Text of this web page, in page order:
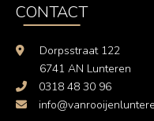
CONTACT
Dorpsstraat 122
6741 AN Lunteren
0318 48 30 96